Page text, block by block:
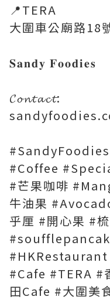
📍TERA
大圍車公廟路18
𝐒𝐚𝐧𝐝𝐲 𝐅𝐨𝐨𝐝𝐢𝐞𝐬
𝓒𝓸𝓷𝓽𝓪𝓬𝓽:
#Coffee
#芒果咖啡
牛油果
乎厘 #開心果 #
#Cafe #TERA #
田Cafe #大圍美